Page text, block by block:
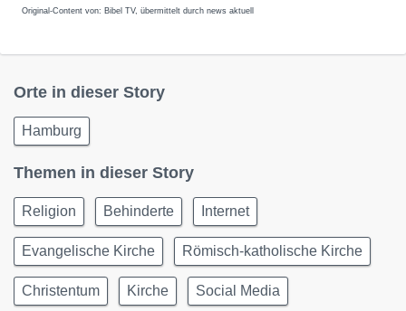
Original-Content von: Bibel TV, übermittelt durch news aktuell
Orte in dieser Story
Hamburg
Themen in dieser Story
Religion Behinderte Internet
Evangelische Kirche Römisch-katholische Kirche
Christentum Kirche Social Media